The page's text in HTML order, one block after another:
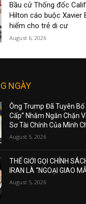
Bầu cử Thống đốc
Hilton cáo buộc Xavier
hiểm cho trẻ di cư
August 6, 2026
NGÀY
Ông Trump Đã Tuyên Bố
Cấp” Nhằm Ngăn Chặn
Sơ Tài Chính Của Mình
August 5, 2026
THẾ GIỚI GỌI CHÍNH
IRAN LÀ “NGOẠI GIAO
August 5, 2026